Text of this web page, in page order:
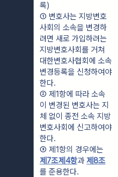
록)
① 변호사는 지방변호
사회의 소속을 변경하
려면 새로 가입하려는
지방변호사회를 거쳐
대한변호사협회에 소속
변경등록을 신청하여야
한다.
② 제1항에 따라 소속
이 변경된 변호사는 지
체 없이 종전 소속 지방
변호사회에 신고하여야
한다.
제7조제4항과 제8조
를 준용한다.